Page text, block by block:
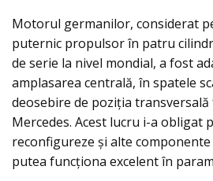
Motorul germanilor, considerat
puternic propulsor în patru
de serie la nivel mondial, a fost
amplasarea centrală, în spatele
deosebire de poziția
Mercedes. Acest lucru i-a obligat
reconfigureze și alte
putea funcționa excelent în